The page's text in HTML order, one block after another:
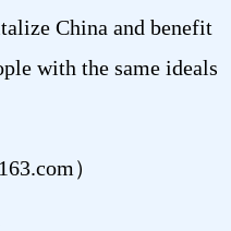
China and benefit
with the same ideals
）